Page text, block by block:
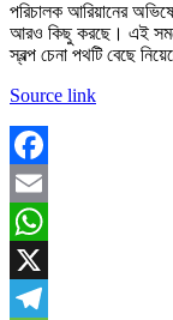
পরিচালক আরিয়ানের
আরও কিছু করছে। এই
স্বল্প চেনা পথটি বেছে
Source link
Facebook
Email
WhatsApp
X